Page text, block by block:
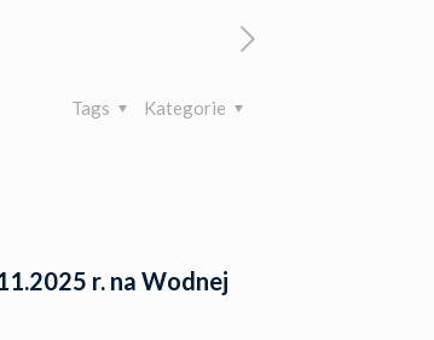
Kategorie
Tags
r. na Wodnej